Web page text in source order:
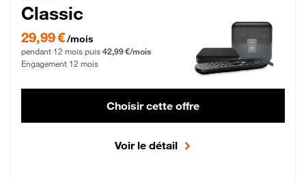
Classic
29,99 € par mois pendant 12 mois puis 42,99 € par mois, Engagement 12 mois
29,99 €/mois
pendant 12 mois puis 42,99 €/mois
Engagement 12 mois
Choisir cette offre
Voir le détail